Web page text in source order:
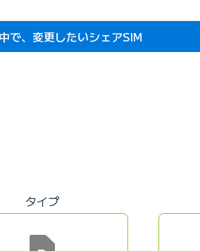
で、変更したいシェアSIM
タイプ